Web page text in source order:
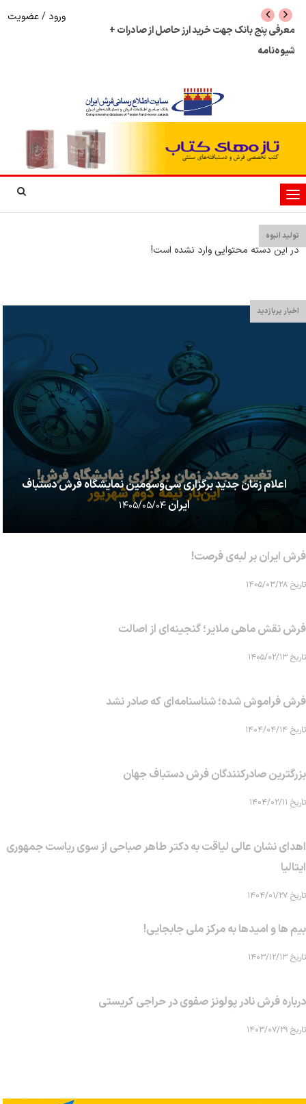
معرفی پنج بانک جهت خرید ارز حاصل از صادرات +
شیوه‌نامه
ورود /عضویت
تغییر
وضعیت
ناوبری
تولید انبوه
در این دسته محتوایی وارد نشده است!
اخبار پربازدید
اعلام زمان جدید برگزاری سی‌وسومین نمایشگاه فرش دستباف
ایران۱۴۰۵/۰۵/۰۴
فرش ایران بر لبه‌ی فرصت!
تاریخ ۱۴۰۵/۰۳/۲۸
فرش نقش ماهی‌ ملایر؛ گنجینه‌ای از اصالت
تاریخ ۱۴۰۵/۰۲/۱۳
فرش فراموش شده؛ شناسنامه‌ای که صادر نشد
تاریخ ۱۴۰۴/۰۴/۱۴
بزرگترین صادرکنندگان فرش دستباف جهان
تاریخ ۱۴۰۴/۰۲/۱۱
اهدای نشان عالی لیاقت به دکتر طاهر صباحی از سوی ریاست جمهوری
ایتالیا
تاریخ ۱۴۰۴/۰۱/۲۷
بیم ها و امیدها به مرکز ملی جابجایی!
تاریخ ۱۴۰۳/۱۲/۱۳
درباره فرش نادر پولونز صفوی در حراجی کریستی
تاریخ ۱۴۰۳/۰۷/۲۹